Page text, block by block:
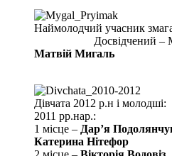
Наймолодчий учасник
Досвідчений –
Матвій Мигаль
Сергій
Дівчата 2012 р.н і
2011 рр.нар.:
1 місце – Дарʼя
Катерина Нітефор